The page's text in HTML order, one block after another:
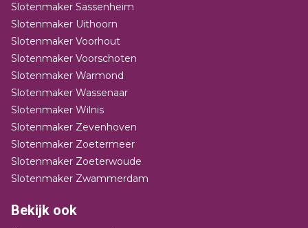
Slotenmaker Sassenheim
Slotenmaker Uithoorn
Slotenmaker Voorhout
Slotenmaker Voorschoten
Slotenmaker Warmond
Slotenmaker Wassenaar
Slotenmaker Wilnis
Slotenmaker Zevenhoven
Slotenmaker Zoetermeer
Slotenmaker Zoeterwoude
Slotenmaker Zwammerdam
Bekijk ook